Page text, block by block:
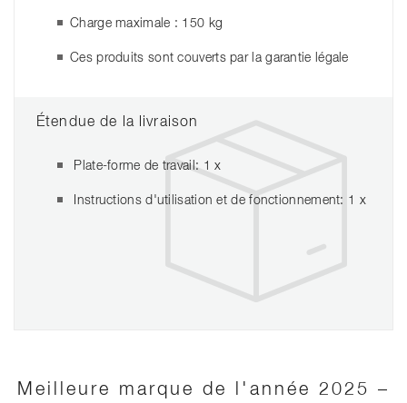
Charge maximale : 150 kg
Ces produits sont couverts par la garantie légale
Étendue de la livraison
Plate-forme de travail: 1 x
Instructions d'utilisation et de fonctionnement: 1 x
Meilleure marque de l'année 2025 –